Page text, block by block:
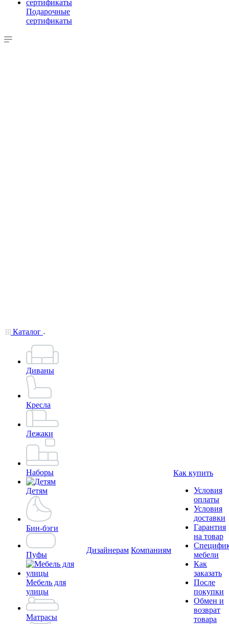
Подарочные
сертификаты
Каталог
Диваны
Кресла
Лежаки
Наборы
Детям
Бин-бэги
Пуфы
Мебель для
улицы
Матрасы
Дизайнерам Компаниям
Как купить
Условия
оплаты
Условия
доставки
Гарантия
на товар
мебели
Как
заказать
После
покупки
Обмен и
возврат
товара